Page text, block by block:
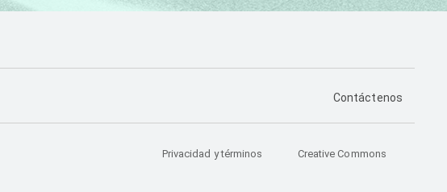
PÁGINA DE
Contáctenos
Privacidad y términos Creative Commons